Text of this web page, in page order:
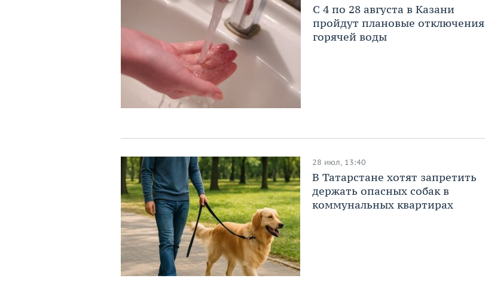
С 4 по 28 августа в Казани
пройдут плановые отключения
горячей воды
28 июл, 13:40
В Татарстане хотят запретить
держать опасных собак в
коммунальных квартирах